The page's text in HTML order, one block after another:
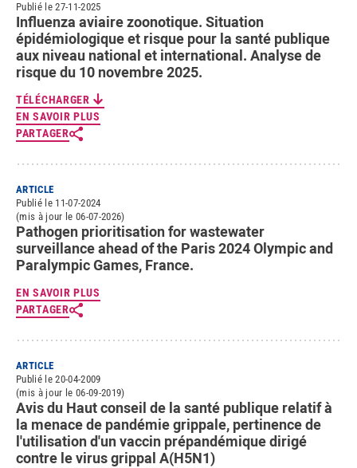
Publié le 27-11-2025
Influenza aviaire zoonotique. Situation
épidémiologique et risque pour la santé publique
aux niveau national et international. Analyse de
risque du 10 novembre 2025.
TÉLÉCHARGER
EN SAVOIR PLUS
PARTAGER
ARTICLE
Publié le 11-07-2024
(mis à jour le 06-07-2026)
Pathogen prioritisation for wastewater
surveillance ahead of the Paris 2024 Olympic and
Paralympic Games, France.
EN SAVOIR PLUS
PARTAGER
ARTICLE
Publié le 20-04-2009
(mis à jour le 06-09-2019)
Avis du Haut conseil de la santé publique relatif à
la menace de pandémie grippale, pertinence de
l'utilisation d'un vaccin prépandémique dirigé
contre le virus grippal A(H5N1)